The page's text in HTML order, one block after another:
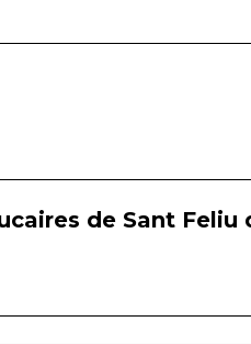
de Sant